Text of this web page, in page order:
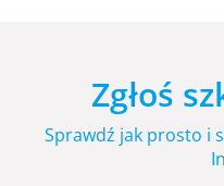
Zgłoś
Sprawdź jak prosto i